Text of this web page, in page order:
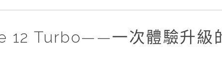
12 Turbo——一次體驗升級